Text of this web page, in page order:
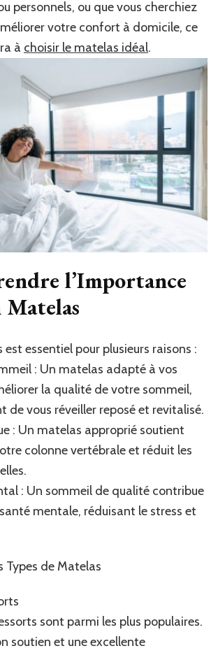
personnels, ou que vous cherchiez
votre confort à domicile, ce
à choisir le matelas idéal.
l’Importance
Matelas
essentiel pour plusieurs raisons :
: Un matelas adapté à vos
la qualité de votre sommeil,
de vous réveiller reposé et revitalisé.
: Un matelas approprié soutient
colonne vertébrale et réduit les
: Un sommeil de qualité contribue
mentale, réduisant le stress et
Types de Matelas
sont parmi les plus populaires.
soutien et une excellente